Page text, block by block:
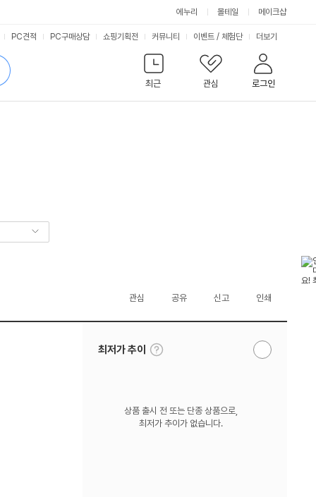
에누리 몰테일 메이크샵
최근
관심 로그인
PC견적 PC구매상담 쇼핑기획전 커뮤니티 이벤트 / 체험단 서
비
스
더보기
관심 공유 신고 인쇄
최저가 추이
툴
팁
알
상품 출시 전 또는 단종 상품으로,
최저가 추이가 없습니다.